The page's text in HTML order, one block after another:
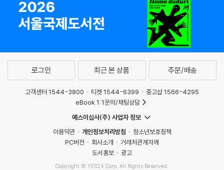
로그인 최근 본 상품 주문/배송
고객센터 1544-3800 티켓 1544-6399
중고샵 1566-4295
eBook 1:1문의/채팅상담
예스이십사(주) 사업자 정보
이용약관
개인정보처리방침
청소년보호정책
PC버전
회사소개
거래처관계자께
도서홍보
광고
Copyright © YES24 Corp. All Rights Reserved.